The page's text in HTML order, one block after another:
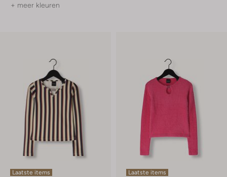
+ meer kleuren
Laatste items
Laatste items